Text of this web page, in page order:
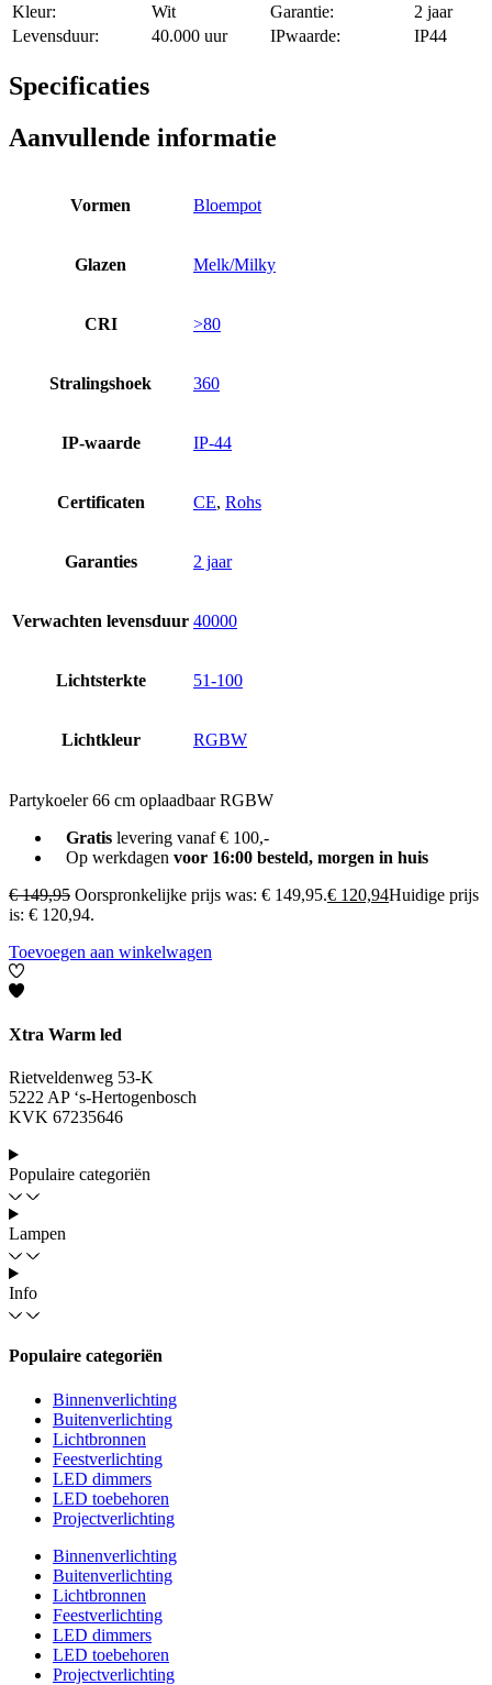
Kleur: Wit Garantie:
2 jaar
Levensduur:
40.000 uur IPwaarde: IP44
Specificaties
Aanvullende informatie
Vormen Bloempot
Glazen Melk/Milky
CRI >80
Stralingshoek 360
IP-waarde IP-44
Certificaten CE, Rohs
Garanties 2 jaar
Verwachten levensduur 40000
Lichtsterkte 51-100
Lichtkleur RGBW
Partykoeler 66 cm oplaadbaar RGBW
Gratislevering vanaf € 100,-
Op werkdagen voor 16:00 besteld, morgen in huis
€149,95 Oorspronkelijke prijs was: € 149,95.€ 120,94Huidige prijs
is: € 120,94.
Toevoegen aan winkelwagen
Xtra Warm led
Rietveldenweg 53-K
5222 AP ‘s-Hertogenbosch
KVK 67235646
Populaire categoriën
Lampen
Info
Populaire categoriën
Binnenverlichting
Buitenverlichting
Lichtbronnen
Feestverlichting
LED dimmers
LED toebehoren
Projectverlichting
Binnenverlichting
Buitenverlichting
Lichtbronnen
Feestverlichting
LED dimmers
LED toebehoren
Projectverlichting